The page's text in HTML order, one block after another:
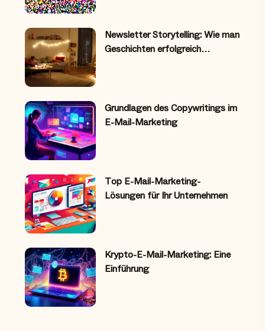
Newsletter Storytelling: Wie man
Geschichten erfolgreich…
Grundlagen des Copywritings im
E-Mail-Marketing
Top E-Mail-Marketing-
Lösungen für Ihr Unternehmen
Krypto-E-Mail-Marketing: Eine
Einführung